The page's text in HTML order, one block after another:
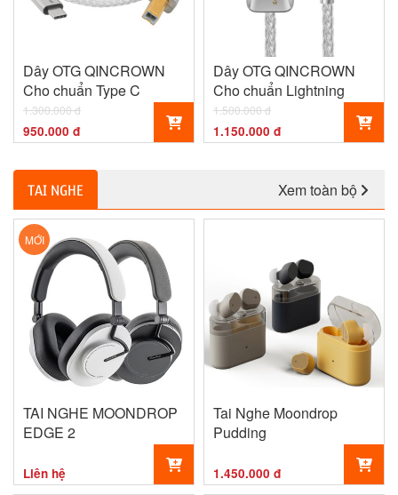
Dây OTG QINCROWN
Cho chuẩn Type C
1.300.000 đ
950.000 đ
Dây OTG QINCROWN
Cho chuẩn Lightning
1.500.000 đ
1.150.000 đ
TAI NGHE Xem toàn bộ
MỚI
TAI NGHE MOONDROP
EDGE 2
Liên hệ
Tai Nghe Moondrop
Pudding
1.450.000 đ